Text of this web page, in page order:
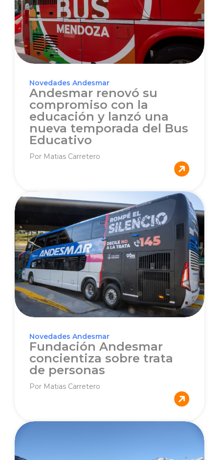
Novedades Andesmar
Andesmar renovó su
compromiso con la
educación y lanzó una
nueva temporada del Bus
Educativo
Por Matias Carretero
Novedades Andesmar
Fundación Andesmar
concientiza sobre trata
de personas
Por Matias Carretero